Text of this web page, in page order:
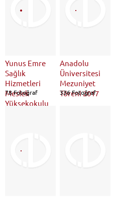
Yunus Emre
Sağlık
Hizmetleri
Meslek
Yüksekokulu
78 Fotoğraf
Anadolu
Üniversitesi
Mezuniyet
Töreni 2017
336 Fotoğraf